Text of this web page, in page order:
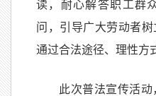
读，耐心解答职工群
问，引导广大劳动者
通过合法途径、理性方
此次普法宣传活